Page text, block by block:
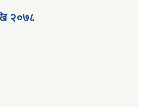
२०७८